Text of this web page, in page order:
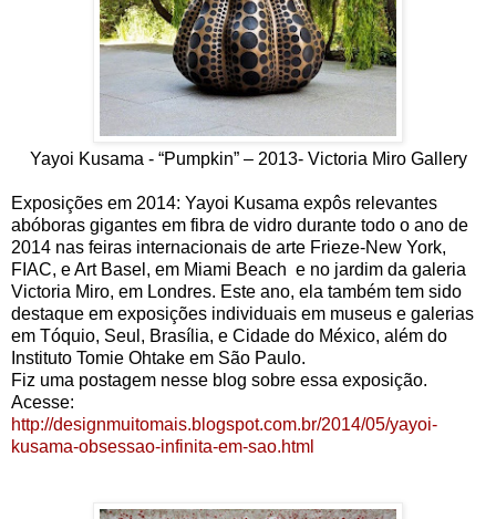
Yayoi Kusama - “Pumpkin” – 2013- Victoria Miro Gallery
Exposições em 2014: Yayoi Kusama expôs relevantes
abóboras gigantes em fibra de vidro durante todo o ano de
2014 nas feiras internacionais de arte Frieze-New York,
FIAC, e Art Basel, em Miami Beach e no jardim da galeria
Victoria Miro, em Londres. Este ano, ela também tem sido
destaque em exposições individuais em museus e galerias
em Tóquio, Seul, Brasília, e Cidade do México, além do
Instituto Tomie Ohtake em São Paulo.
Fiz uma postagem nesse blog sobre essa exposição.
Acesse:
http://designmuitomais.blogspot.com.br/2014/05/yayoi-
kusama-obsessao-infinita-em-sao.html